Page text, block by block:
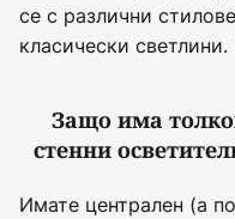
се с различни
класически
Защо има
стенни
Имате централен (а